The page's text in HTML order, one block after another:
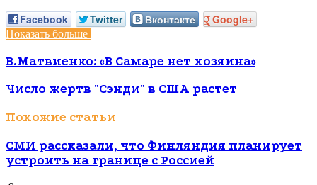
Facebook Twitter Вконтакте Google+
Показать больше
В.Матвиенко: «В Самаре нет хозяина»
Число жертв "Сэнди" в США растет
Похожие статьи
СМИ рассказали, что Финляндия планирует
устроить на границе с Россией